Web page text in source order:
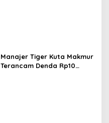
Manajer Tiger Kuta Makmur
Terancam Denda Rp10